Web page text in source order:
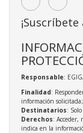
Responsable:
Finalidad:
información solicitada;
Destinatarios:
Derechos: Acceder,
indica en la